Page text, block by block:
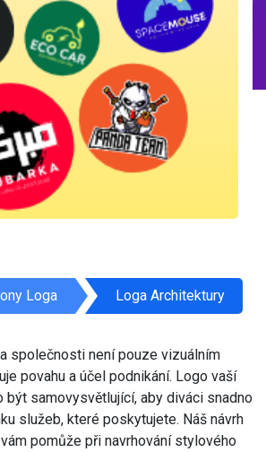
Loga Loga Architektury
společnosti není pouze vizuálním
povahu a účel podnikání. Logo vaší
být samovysvětlující, aby diváci snadno
služeb, které poskytujete. Náš návrh
pomůže při navrhování stylového